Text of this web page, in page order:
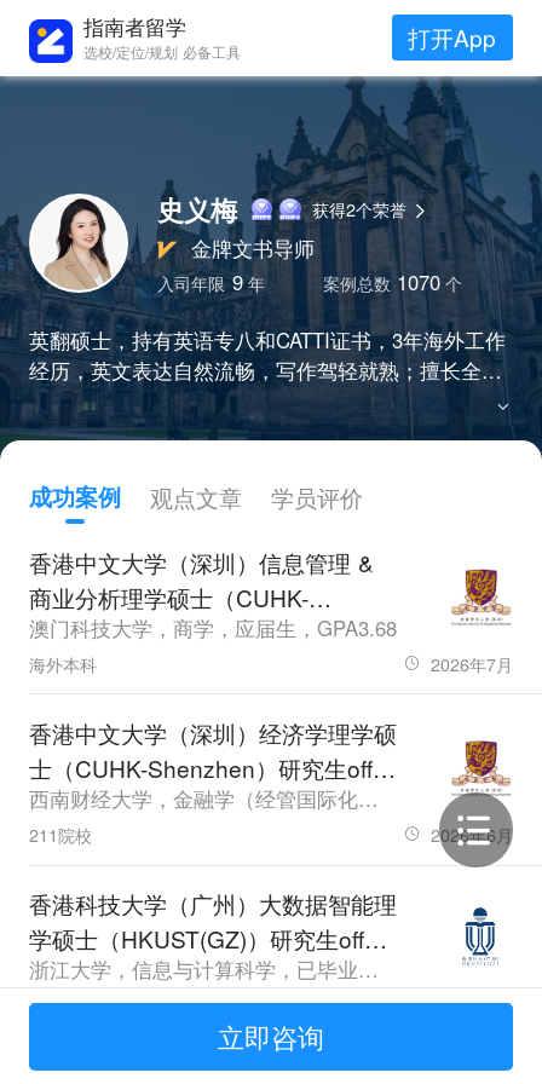
指南者留学
选校/定位/规划 必备工具 打开App
史义梅 获得2个荣誉
金牌文书导师
入司年限 9年 案例总数 1070 个
英翻硕士，持有英语专八和CATTI证书，3年海外工作
经历，英文表达自然流畅，写作驾轻就熟；擅长全地
区（港、新、英、澳、美、加、欧陆）全科（文社理
工商）文书写作，已帮助学生斩获数千枚左右名校off
成功案例 观点文章
学员评价
香港中文大学（深圳）信息管理 &
商业分析理学硕士（CUHK-
Shenzhen）研究生offer一枚
澳门科技大学，商学，应届生，GPA3.68
海外本科 2026年7月
香港中文大学（深圳）经济学理学硕
士（CUHK-Shenzhen）研究生offer
一枚
西南财经大学，金融学（经管国际化创新实验班），其他，GPA85.22
211院校 2026年6月
香港科技大学（广州）大数据智能理
学硕士（HKUST(GZ)）研究生offer
一枚
浙江大学，信息与计算科学，已毕业，GPA2.66，雅思7.0、六级547.0
985院校 2026年6月
香港中文大学（深圳）市场学理学硕
立即咨询